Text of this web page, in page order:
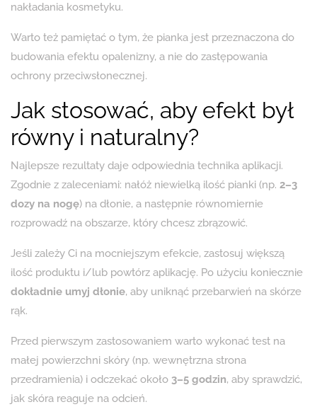
nakładania kosmetyku.
Warto też pamiętać o tym, że pianka jest przeznaczona do
budowania efektu opalenizny, a nie do zastępowania
ochrony przeciwsłonecznej.
Jak stosować, aby efekt był
równy i naturalny?
Najlepsze rezultaty daje odpowiednia technika aplikacji.
Zgodnie z zaleceniami: nałóż niewielką ilość pianki (np. 2–3
dozy na nogę) na dłonie, a następnie równomiernie
rozprowadź na obszarze, który chcesz zbrązowić.
Jeśli zależy Ci na mocniejszym efekcie, zastosuj większą
ilość produktu i/lub powtórz aplikację. Po użyciu koniecznie
dokładnie umyj dłonie, aby uniknąć przebarwień na skórze
rąk.
Przed pierwszym zastosowaniem warto wykonać test na
małej powierzchni skóry (np. wewnętrzna strona
przedramienia) i odczekać około 3–5 godzin, aby sprawdzić,
jak skóra reaguje na odcień.